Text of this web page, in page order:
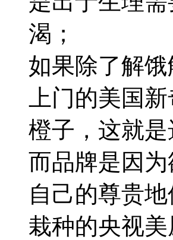
渴；
如果除了解
上门的美国
橙子，这就
而品牌是因
自己的尊贵
栽种的央视